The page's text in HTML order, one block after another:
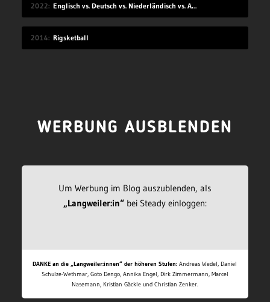
2022 Englisch vs. Deutsch vs. Niederländisch vs. Afrikaans
2014 Rigsketball
WERBUNG AUSBLENDEN
Um Werbung im Blog auszublenden, als
„Langweiler:in“bei Steady einloggen:
DANKE an die „Langweiler:innen“ der höheren Stufen: Andreas Wedel, Daniel
Schulze-Wethmar, Goto Dengo, Annika Engel, Dirk Zimmermann, Marcel
Nasemann, Kristian Gäckle und Christian Zenker.